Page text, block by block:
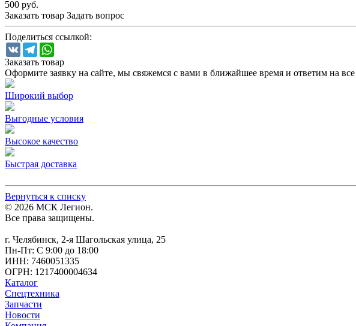
500 руб.
Заказать товар Задать вопрос
Поделиться ссылкой:
VK Telegram
Заказать товар
Оформите заявку на сайте, мы свяжемся с вами в ближайшее время и ответим на
Широкий выбор
Выгодные условия
Высокое качество
Быстрая доставка
Вернуться к списку
© 2026 МСК Легион.
Все права защищены.
г. Челябинск, 2-я Шагольская улица, 25
Пн-Пт: С 9:00 до 18:00
ИНН: 7460051335
ОГРН: 1217400004634
Каталог
Спецтехника
Запчасти
Новости